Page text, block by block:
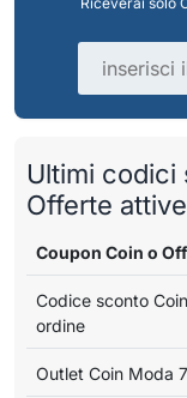
Indirizzo
Ultimi codici
Offerte attive
Coupon Coin o
Codice sconto
ordine
Outlet Coin Moda